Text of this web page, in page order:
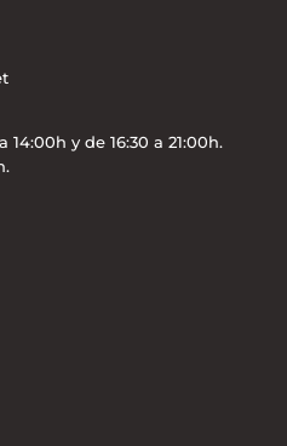
y de 16:30 a 21:00h.